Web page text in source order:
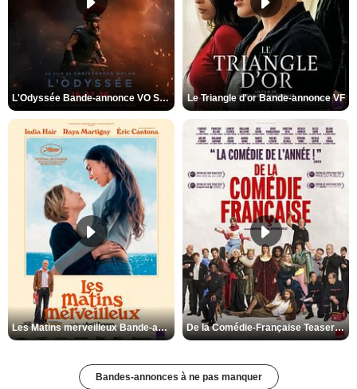
L'Odyssée Bande-annonce VO STFR Le Triangle d'or Bande-annonce VF
Les Matins merveilleux Bande-annonce VF De la Comédie-Française Teaser VF
Bandes-annonces à ne pas manquer